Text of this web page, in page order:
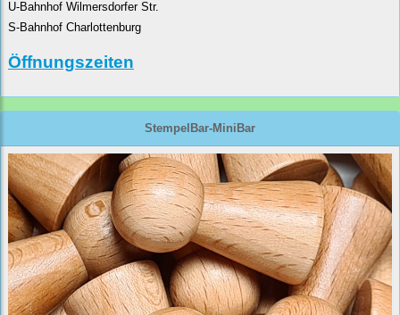
U-Bahnhof Wilmersdorfer Str.
S-Bahnhof Charlottenburg
Öffnungszeiten
StempelBar-MiniBar